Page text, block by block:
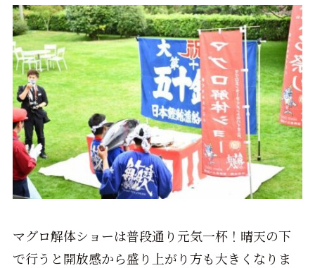
マグロ解体ショーは普段通り元気一杯！晴天の下
で行うと開放感から盛り上がり方も大きくなりま